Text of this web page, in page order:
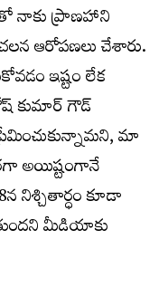
నాకు ప్రాణహాని
ఆరోపణలు చేశారు.
ఇష్టం లేక
కుమార్ గౌడ్
మా
అయిష్టంగానే
నిశ్చితార్ధం కూడా
మీడియాకు